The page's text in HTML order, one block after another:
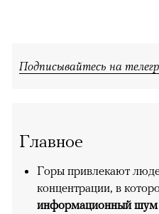
Подписывайтесь на
Главное
Горы привлекают
концентрации, в
информационный шум